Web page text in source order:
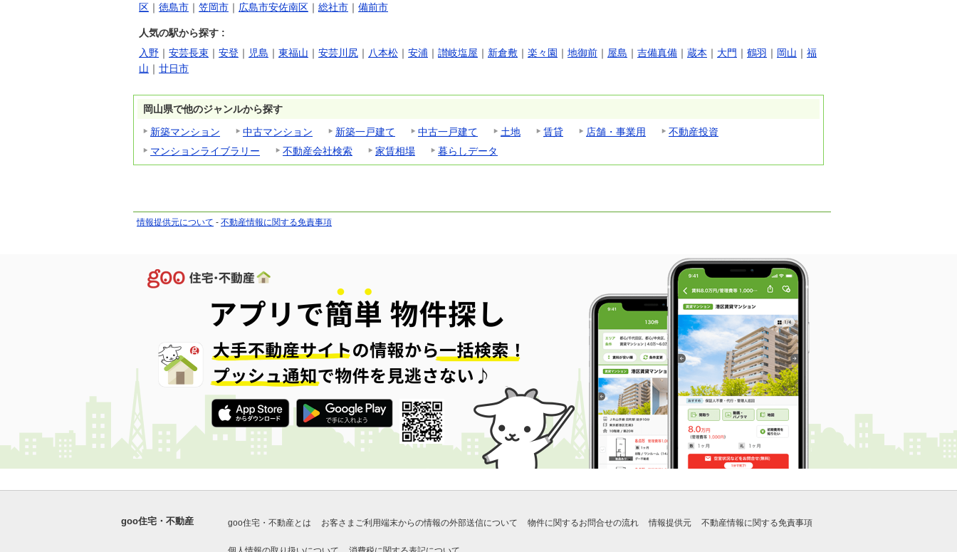
区 ｜ 徳島市 ｜ 笠岡市 ｜ 広島市安佐南区 ｜ 総社市 ｜ 備前市
人気の駅から探す :
入野 ｜ 安芸長束 ｜ 安登 ｜ 児島 ｜ 東福山 ｜ 安芸川尻 ｜ 八本松 ｜ 安浦 ｜ 讃岐塩屋 ｜ 新倉敷 ｜ 楽々園 ｜ 地御前 ｜ 屋島 ｜ 吉備真備 ｜ 蔵本 ｜ 大門 ｜ 鶴羽 ｜ 岡山 ｜ 福
山 ｜ 廿日市
岡山県で他のジャンルから探す
新築マンション
中古マンション 新築一戸建て 中古一戸建て 土地 賃貸 店舗・事業用
不動産投資
マンションライブラリー
不動産会社検索 家賃相場 暮らしデータ
情報提供元について - 不動産情報に関する免責事項
goo住宅・不動産 goo住宅・不動産とは お客さまご利用端末からの情報の外部送信について 物件に関するお問合せの流れ 情報提供元 不動産情報に関する免責事項